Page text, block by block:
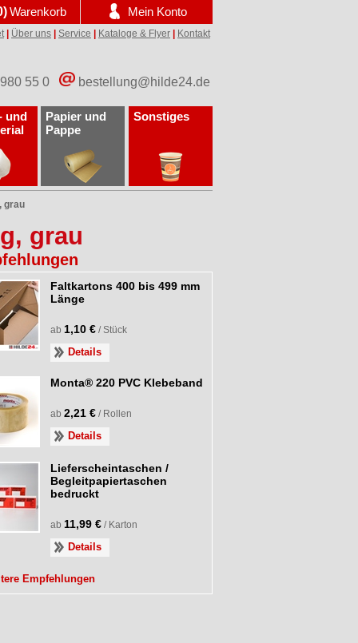
Über uns Service Kataloge & Flyer Kontakt
980 55 0 bestellung@hilde24.de
Warenkorb Mein Konto
und
Papier und
Pappe
Sonstiges
grau
grau
Faltkartons 400 bis 499 mm
Länge
ab 1,10 € / Stück
Details
Monta® 220 PVC Klebeband
ab 2,21 € / Rollen
Details
Lieferscheintaschen /
Begleitpapiertaschen
bedruckt
ab 11,99 € / Karton
Details
Empfehlungen